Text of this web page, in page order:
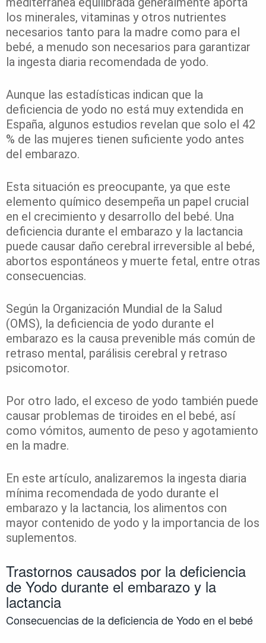
los minerales, vitaminas y otros nutrientes
necesarios tanto para la madre como para el
bebé, a menudo son necesarios para garantizar
la ingesta diaria recomendada de yodo.
Aunque las estadísticas indican que la
deficiencia de yodo no está muy extendida en
España, algunos estudios revelan que solo el 42
% de las mujeres tienen suficiente yodo antes
del embarazo.
Esta situación es preocupante, ya que este
elemento químico desempeña un papel crucial
en el crecimiento y desarrollo del bebé. Una
deficiencia durante el embarazo y la lactancia
puede causar daño cerebral irreversible al bebé,
abortos espontáneos y muerte fetal, entre otras
consecuencias.
Según la Organización Mundial de la Salud
(OMS), la deficiencia de yodo durante el
embarazo es la causa prevenible más común de
retraso mental, parálisis cerebral y retraso
psicomotor.
Por otro lado, el exceso de yodo también puede
causar problemas de tiroides en el bebé, así
como vómitos, aumento de peso y agotamiento
en la madre.
En este artículo, analizaremos la ingesta diaria
mínima recomendada de yodo durante el
embarazo y la lactancia, los alimentos con
mayor contenido de yodo y la importancia de los
suplementos.
Trastornos causados por la deficiencia
de Yodo durante el embarazo y la
lactancia
Consecuencias de la deficiencia de Yodo en el bebé